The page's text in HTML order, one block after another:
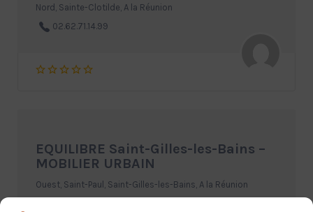
Nord, Sainte-Clotilde, A la Réunion
02.62.71.14.99
EQUILIBRE Saint-Gilles-les-Bains –
MOBILIER URBAIN
Ouest, Saint-Paul, Saint-Gilles-les-Bains, A la Réunion